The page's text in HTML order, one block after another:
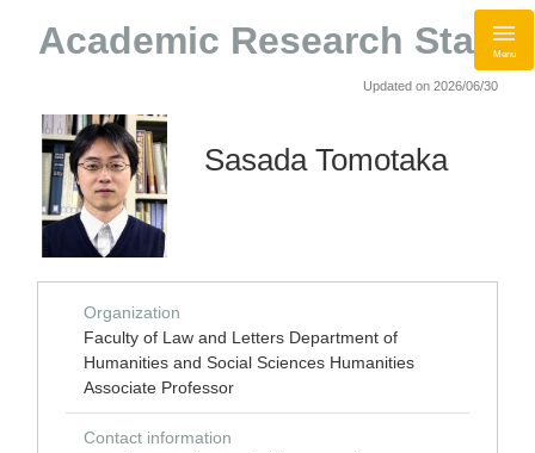
Academic Research StaffMenu
Updated on 2026/06/30
Sasada Tomotaka
Organization
Faculty of Law and Letters Department of
Humanities and Social Sciences Humanities
Associate Professor
Contact information